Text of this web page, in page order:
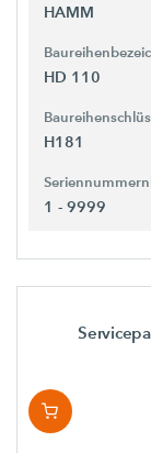
HAMM
HD 110
H181
1 - 9999